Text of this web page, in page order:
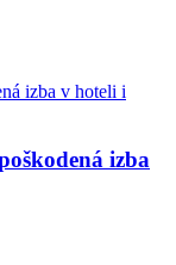
izba